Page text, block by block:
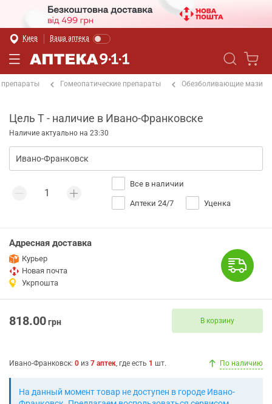
Киев Ваша аптека
Гомеопатические препараты Обезболивающие мази
Цель Т - наличие в Ивано-Франковске
Наличие актуально на 23:30
Все в наличии
Аптеки 24/7 Уценка
Адресная доставка
Курьер
Новая почта
Укрпошта
818.00грн В корзину
Ивано-Франковск: 0 из 7 аптек, где есть 1 шт. По наличию
На данный момент товар не доступен в городе Ивано-